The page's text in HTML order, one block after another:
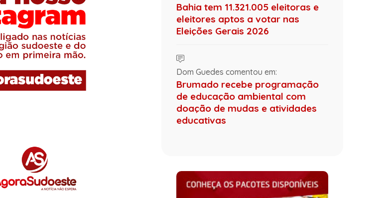
Bahia tem 11.321.005 eleitoras e
eleitores aptos a votar nas
Eleições Gerais 2026
Dom Guedes comentou em:
Brumado recebe programação
de educação ambiental com
doação de mudas e atividades
educativas